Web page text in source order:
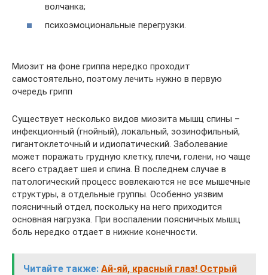
волчанка;
психоэмоциональные перегрузки.
Миозит на фоне гриппа нередко проходит
самостоятельно, поэтому лечить нужно в первую
очередь грипп
Существует несколько видов миозита мышц спины –
инфекционный (гнойный), локальный, эозинофильный,
гигантоклеточный и идиопатический. Заболевание
может поражать грудную клетку, плечи, голени, но чаще
всего страдает шея и спина. В последнем случае в
патологический процесс вовлекаются не все мышечные
структуры, а отдельные группы. Особенно уязвим
поясничный отдел, поскольку на него приходится
основная нагрузка. При воспалении поясничных мышц
боль нередко отдает в нижние конечности.
Читайте также: Ай-яй, красный глаз! Острый